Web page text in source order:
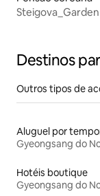
Destinos
Outros tipos de
Gyeongsang do
Hotéis boutique
Gyeongsang do